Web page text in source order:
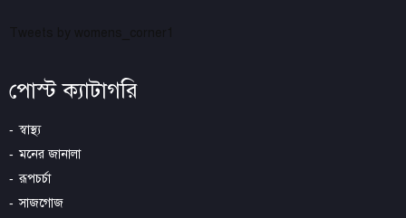
পোস্ট ক্যাটাগরি
স্বাস্থ্য
মনের জানালা
রূপচর্চা
সাজগোজ